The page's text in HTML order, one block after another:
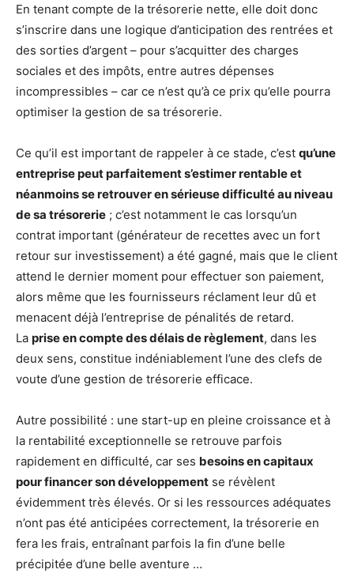
En tenant compte de la trésorerie nette, elle doit donc
s’inscrire dans une logique d’anticipation des rentrées et
des sorties d’argent – pour s’acquitter des charges
sociales et des impôts, entre autres dépenses
incompressibles – car ce n’est qu’à ce prix qu’elle pourra
optimiser la gestion de sa trésorerie.
Ce qu’il est important de rappeler à ce stade, c’est qu’une
entreprise peut parfaitement s’estimer rentable et
néanmoins se retrouver en sérieuse difficulté au niveau
de sa trésorerie ; c’est notamment le cas lorsqu’un
contrat important (générateur de recettes avec un fort
retour sur investissement) a été gagné, mais que le client
attend le dernier moment pour effectuer son paiement,
alors même que les fournisseurs réclament leur dû et
menacent déjà l’entreprise de pénalités de retard.
La prise en compte des délais de règlement, dans les
deux sens, constitue indéniablement l’une des clefs de
voute d’une gestion de trésorerie efficace.
Autre possibilité : une start-up en pleine croissance et à
la rentabilité exceptionnelle se retrouve parfois
rapidement en difficulté, car ses besoins en capitaux
pour financer son développement se révèlent
évidemment très élevés. Or si les ressources adéquates
n’ont pas été anticipées correctement, la trésorerie en
fera les frais, entraînant parfois la fin d’une belle
précipitée d’une belle aventure …